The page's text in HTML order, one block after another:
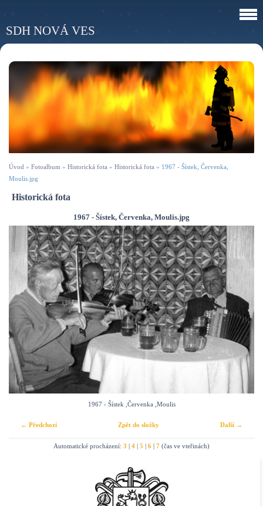
SDH NOVÁ VES
Úvod » Fotoalbum » Historická fota » Historická fota » 1967 - Šístek, Červenka,
Moulis.jpg
Historická fota
1967 - Šístek, Červenka, Moulis.jpg
1967 - Šístek ,Červenka ,Moulis
← Předchozí Další →
Zpět do složky
Automatické procházení: 3 4 5 6 7 (čas ve vteřinách)